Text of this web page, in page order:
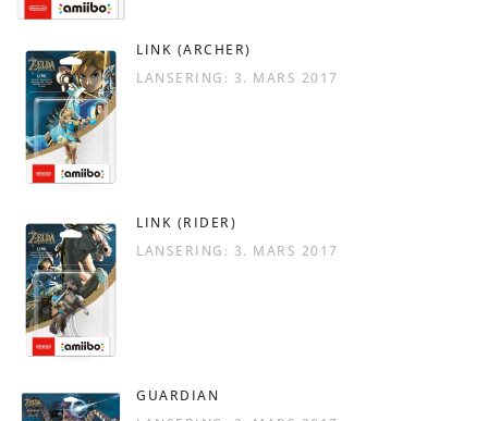
LINK (ARCHER)
LANSERING: 3. MARS 2017
LINK (RIDER)
LANSERING: 3. MARS 2017
GUARDIAN